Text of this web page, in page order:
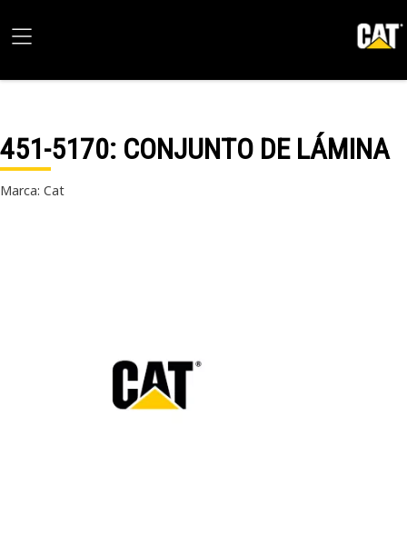
451-5170: CONJUNTO DE LÁMINA
Marca: Cat